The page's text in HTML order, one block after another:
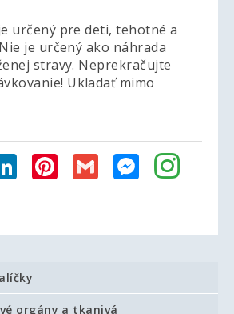
určený pre deti, tehotné a
je určený ako náhrada
stravy. Neprekračujte
Ukladať mimo
LinkedInPinterest
Gmail Messenger
orgány a tkanivá